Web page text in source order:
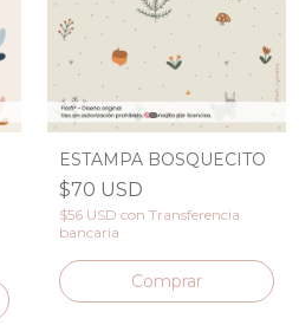
ESTAMPA BOSQUECITO
$70 USD
$56 USD con Transferencia
bancaria